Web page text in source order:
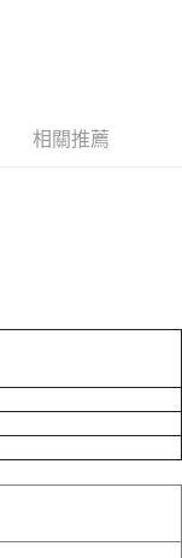
相關推薦